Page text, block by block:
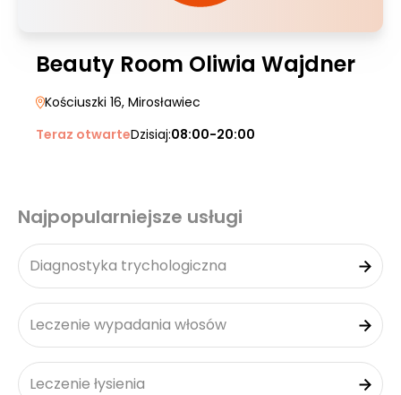
Beauty Room Oliwia Wajdner
Kościuszki 16, Mirosławiec
Teraz otwarteDzisiaj:08:00-20:00
Najpopularniejsze usługi
Diagnostyka trychologiczna
Leczenie wypadania włosów
Leczenie łysienia